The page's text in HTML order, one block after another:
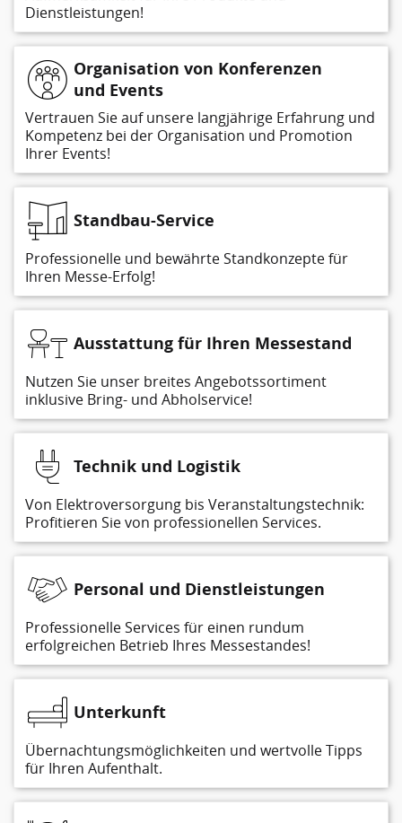
Dienstleistungen!
Organisation von Konferenzen
und Events
Vertrauen Sie auf unsere langjährige Erfahrung und
Kompetenz bei der Organisation und Promotion
Ihrer Events!
Standbau-Service
Professionelle und bewährte Standkonzepte für
Ihren Messe-Erfolg!
Ausstattung für Ihren Messestand
Nutzen Sie unser breites Angebotssortiment
inklusive Bring- und Abholservice!
Technik und Logistik
Von Elektroversorgung bis Veranstaltungstechnik:
Profitieren Sie von professionellen Services.
Personal und Dienstleistungen
Professionelle Services für einen rundum
erfolgreichen Betrieb Ihres Messestandes!
Unterkunft
Übernachtungsmöglichkeiten und wertvolle Tipps
für Ihren Aufenthalt.